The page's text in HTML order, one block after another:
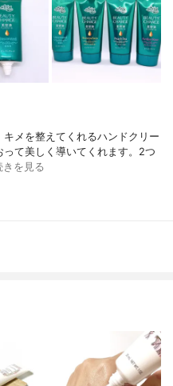
メを整えてくれるハンドクリー
て美しく導いてくれます。2つ
きを見る